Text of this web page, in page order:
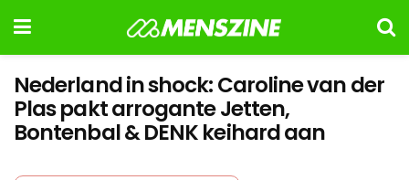
Nederland in shock: Caroline van der
Plas pakt arrogante Jetten,
Bontenbal & DENK keihard aan